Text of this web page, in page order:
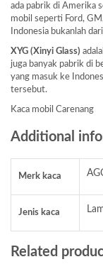
ada pabrik di Amerika
mobil seperti Ford,
Indonesia bukanlah
XYG (Xinyi Glass)
juga banyak pabrik di
yang masuk ke
tersebut.
Kaca mobil Carenang
Additional
Merk kaca
Jenis kaca
Related